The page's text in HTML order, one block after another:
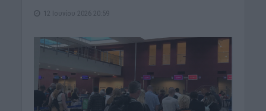
12 Ιουνίου 2026 20:59